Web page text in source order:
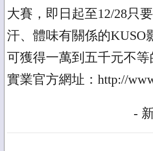
大賽，即日起至12/28只
汗、體味有關係的KUSO
可獲得一萬到五千元不
實業官方網址：http://
-